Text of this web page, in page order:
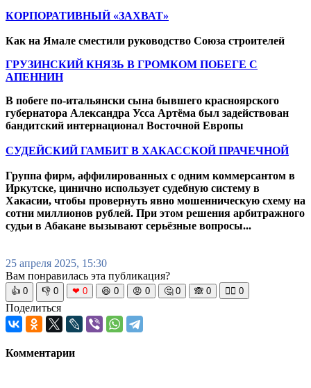
КОРПОРАТИВНЫЙ «ЗАХВАТ»
Как на Ямале сместили руководство Союза строителей
ГРУЗИНСКИЙ КНЯЗЬ В ГРОМКОМ ПОБЕГЕ С
АПЕННИН
В побеге по-итальянски сына бывшего красноярского
губернатора Александра Усса Артёма был задействован
бандитский интернационал Восточной Европы
СУДЕЙСКИЙ ГАМБИТ В ХАКАССКОЙ ПРАЧЕЧНОЙ
Группа фирм, аффилированных с одним коммерсантом в
Иркутске, цинично использует судебную систему в
Хакасии, чтобы провернуть явно мошенническую схему на
сотни миллионов рублей. При этом решения арбитражного
судьи в Абакане вызывают серьёзные вопросы...
25 апреля 2025, 15:30
Вам понравилась эта публикация?
👍 0 👎 0 ❤ 0 😆 0 😡 0 🤔 0 🙈 0 🧘‍♀️ 0
Поделиться
Комментарии